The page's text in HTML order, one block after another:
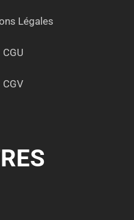
Légales
CGU
CGV